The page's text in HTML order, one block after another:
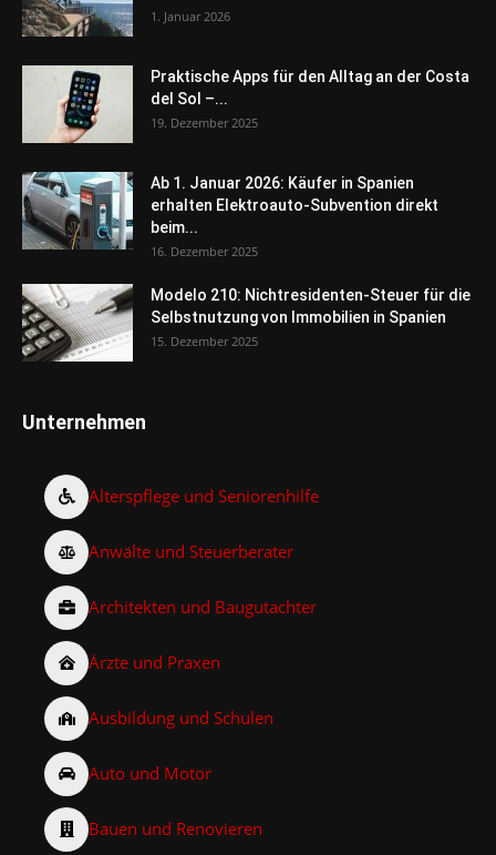
1. Januar 2026
Praktische Apps für den Alltag an der Costa
del Sol –...
19. Dezember 2025
Ab 1. Januar 2026: Käufer in Spanien
erhalten Elektroauto-Subvention direkt
beim...
16. Dezember 2025
Modelo 210: Nichtresidenten-Steuer für die
Selbstnutzung von Immobilien in Spanien
15. Dezember 2025
Unternehmen
Alterspflege und Seniorenhilfe
Anwälte und Steuerberater
Architekten und Baugutachter
Ärzte und Praxen
Ausbildung und Schulen
Auto und Motor
Bauen und Renovieren